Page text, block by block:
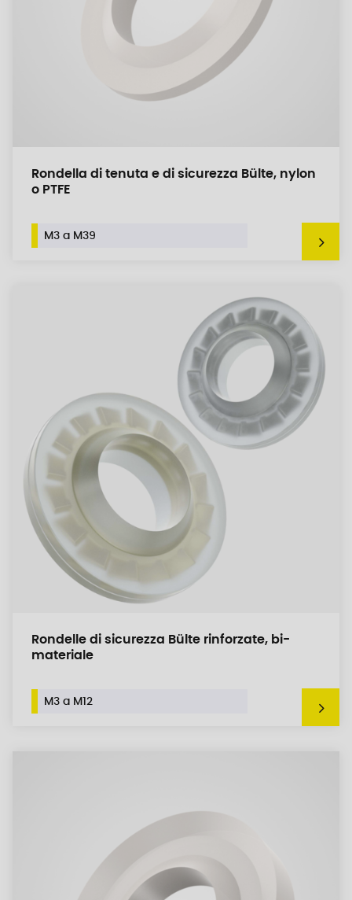
Rondella di tenuta e di sicurezza Bülte, nylon
o PTFE
M3 a M39
Rondelle di sicurezza Bülte rinforzate, bi-
materiale
M3 a M12